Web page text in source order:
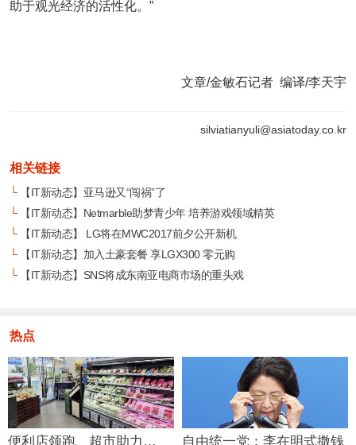
助于观光经济的活性化。”
文章/金敏石记者 编译/李天宇
silviatianyuli@asiatoday.co.kr
相关链接
└【IT新动态】亚马逊又“闯祸”了
└【IT新动态】Netmarble助梦青少年 培养游戏领域精英
└【IT新动态】 LG将在MWC2017前夕公开新机
└【IT新动态】加入土豪套餐 享LGX300 零元购
└【IT新动态】SNS将成东南亚电商市场的重头戏
热点
便利店领跑、超市助力… 自由统一党：李在明式撒钱